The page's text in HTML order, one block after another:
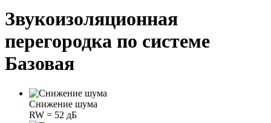
Звукоизоляционная
перегородка по системе
Базовая
Снижение шума
RW = 52 дБ